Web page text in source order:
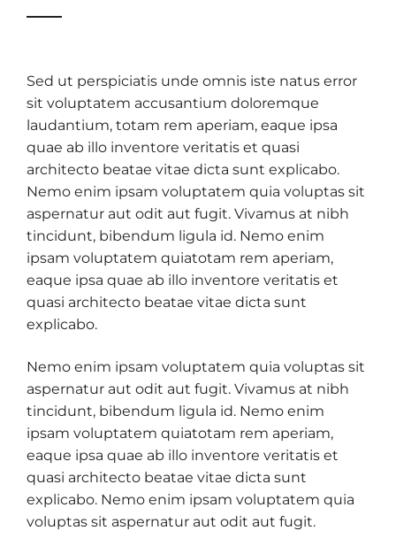
Sed ut perspiciatis unde omnis iste natus error
sit voluptatem accusantium doloremque
laudantium, totam rem aperiam, eaque ipsa
quae ab illo inventore veritatis et quasi
architecto beatae vitae dicta sunt explicabo.
Nemo enim ipsam voluptatem quia voluptas sit
aspernatur aut odit aut fugit. Vivamus at nibh
tincidunt, bibendum ligula id. Nemo enim
ipsam voluptatem quiatotam rem aperiam,
eaque ipsa quae ab illo inventore veritatis et
quasi architecto beatae vitae dicta sunt
explicabo.
Nemo enim ipsam voluptatem quia voluptas sit
aspernatur aut odit aut fugit. Vivamus at nibh
tincidunt, bibendum ligula id. Nemo enim
ipsam voluptatem quiatotam rem aperiam,
eaque ipsa quae ab illo inventore veritatis et
quasi architecto beatae vitae dicta sunt
explicabo. Nemo enim ipsam voluptatem quia
voluptas sit aspernatur aut odit aut fugit.